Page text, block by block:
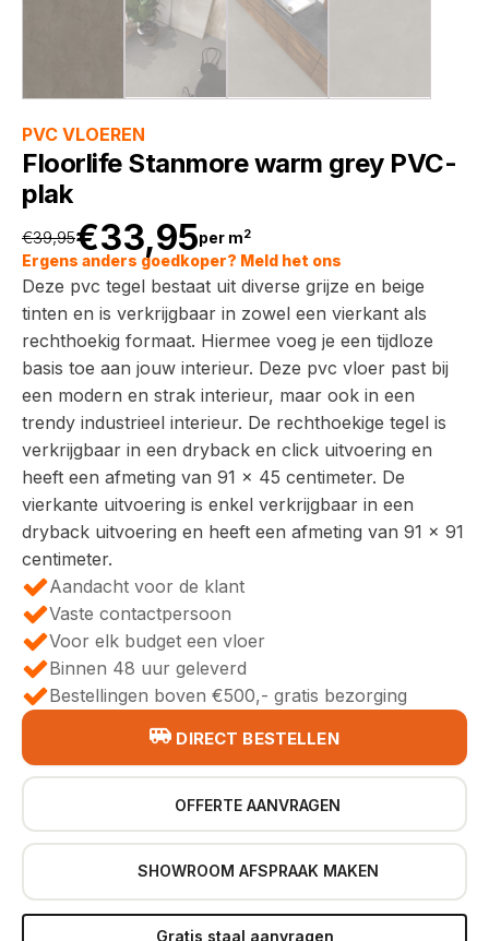
PVC VLOEREN
Floorlife Stanmore warm grey PVC-
plak
€39,95
Oorspronkelijke
prijs
was:
€39,95.
€33,95
Huidige
prijs
is:
€33,95.
per m2
Ergens anders goedkoper? Meld het ons
Deze pvc tegel bestaat uit diverse grijze en beige
tinten en is verkrijgbaar in zowel een vierkant als
rechthoekig formaat. Hiermee voeg je een tijdloze
basis toe aan jouw interieur. Deze pvc vloer past bij
een modern en strak interieur, maar ook in een
trendy industrieel interieur. De rechthoekige tegel is
verkrijgbaar in een dryback en click uitvoering en
heeft een afmeting van 91 x 45 centimeter. De
vierkante uitvoering is enkel verkrijgbaar in een
dryback uitvoering en heeft een afmeting van 91 x 91
centimeter.
Aandacht voor de klant
Vaste contactpersoon
Voor elk budget een vloer
Binnen 48 uur geleverd
Bestellingen boven €500,- gratis bezorging
DIRECT BESTELLEN
OFFERTE AANVRAGEN
SHOWROOM AFSPRAAK MAKEN
Gratis staal aanvragen